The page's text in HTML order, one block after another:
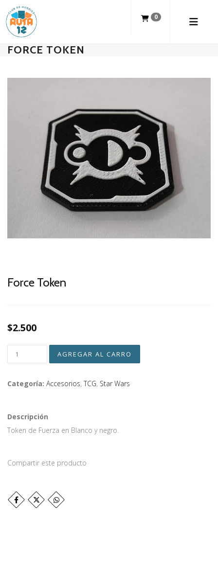
0
FORCE TOKEN
Force Token
$2.500
Categoría: Accesorios, TCG, Star Wars
Descripción
Token de Fuerza en Blanco y negro.
Compartir este producto